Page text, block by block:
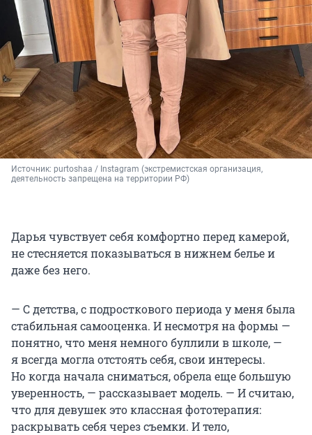
Источник: purtoshaa / Instagram (экстремистская организация,
деятельность запрещена на территории РФ)
Дарья чувствует себя комфортно перед камерой,
не стесняется показываться в нижнем белье и
даже без него.
— С детства, с подросткового периода у меня была
стабильная самооценка. И несмотря на формы —
понятно, что меня немного буллили в школе, —
я всегда могла отстоять себя, свои интересы.
Но когда начала сниматься, обрела еще большую
уверенность, — рассказывает модель. — И считаю,
что для девушек это классная фототерапия:
раскрывать себя через съемки. И тело,